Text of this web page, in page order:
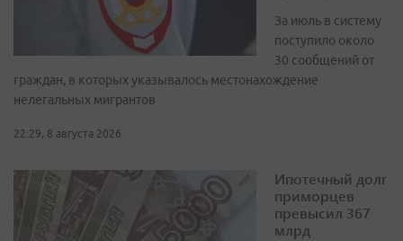
За июль в систему
поступило около
30 сообщений от
граждан, в которых указывалось местонахождение
нелегальных мигрантов
22:29, 8 августа 2026
Ипотечный долг
приморцев
превысил 367
млрд